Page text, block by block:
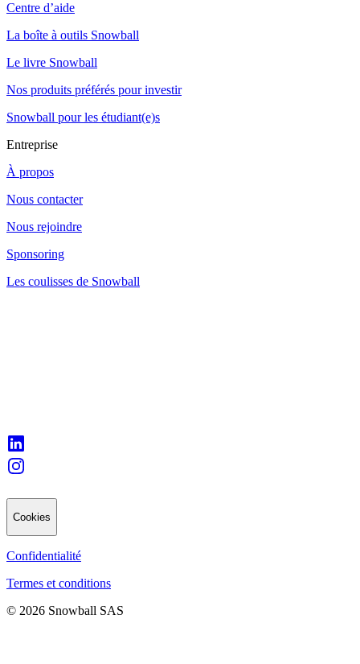
Centre d’aide
La boîte à outils Snowball
Le livre Snowball
Nos produits préférés pour investir
Snowball pour les étudiant(e)s
Entreprise
À propos
Nous contacter
Nous rejoindre
Sponsoring
Les coulisses de Snowball
Cookies
Confidentialité
Termes et conditions
© 2026 Snowball SAS